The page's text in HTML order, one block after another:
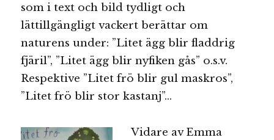
som i text och bild tydligt och
lättillgängligt vackert berättar om
naturens under: ”Litet ägg blir fladdrig
fjäril”, ”Litet ägg blir nyfiken gås” o.s.v.
Respektive ”Litet frö blir gul maskros”,
”Litet frö blir stor kastanj”…
Vidare av Emma